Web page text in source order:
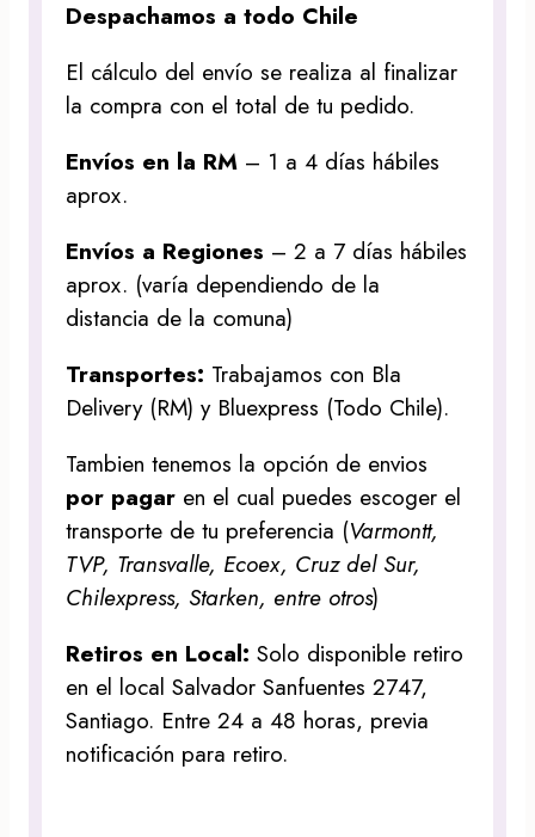
Despachamos a todo Chile
El cálculo del envío se realiza al finalizar
la compra con el total de tu pedido.
Envíos en la RM – 1 a 4 días hábiles
aprox.
Envíos a Regiones – 2 a 7 días hábiles
aprox. (varía dependiendo de la
distancia de la comuna)
Transportes: Trabajamos con Bla
Delivery (RM) y Bluexpress (Todo Chile).
Tambien tenemos la opción de envios
por pagar en el cual puedes escoger el
transporte de tu preferencia (Varmontt,
TVP, Transvalle, Ecoex, Cruz del Sur,
Chilexpress, Starken, entre otros)
Retiros en Local:Solo disponible retiro
en el local Salvador Sanfuentes 2747,
Santiago. Entre 24 a 48 horas, previa
notificación para retiro.